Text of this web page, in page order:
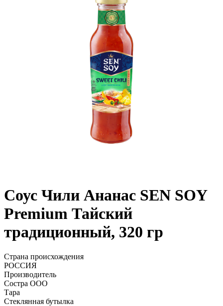
Соус Чили Ананас SEN SOY
Premium Тайский
традиционный, 320 гр
Страна происхождения
РОССИЯ
Производитель
Состра ООО
Тара
Стеклянная бутылка